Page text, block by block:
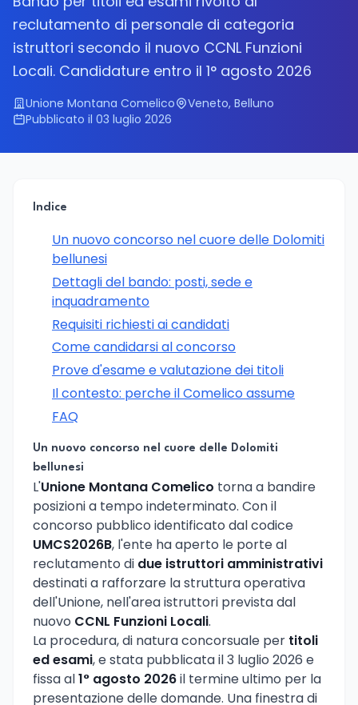
reclutamento di personale di categoria
istruttori secondo il nuovo CCNL Funzioni
Locali. Candidature entro il 1° agosto 2026
Unione Montana Comelico
Veneto, Belluno
Pubblicato il 03 luglio 2026
Indice
Un nuovo concorso nel cuore delle Dolomiti
bellunesi
Dettagli del bando: posti, sede e
inquadramento
Requisiti richiesti ai candidati
Come candidarsi al concorso
Prove d'esame e valutazione dei titoli
Il contesto: perche il Comelico assume
FAQ
Un nuovo concorso nel cuore delle Dolomiti
bellunesi
L'Unione Montana Comelico torna a bandire
posizioni a tempo indeterminato. Con il
concorso pubblico identificato dal codice
UMCS2026B, l'ente ha aperto le porte al
reclutamento di due istruttori amministrativi
destinati a rafforzare la struttura operativa
dell'Unione, nell'area istruttori prevista dal
nuovo CCNL Funzioni Locali.
La procedura, di natura concorsuale per titoli
ed esami, e stata pubblicata il 3 luglio 2026 e
fissa al1° agosto 2026il termine ultimo per la
presentazione delle domande. Una finestra di